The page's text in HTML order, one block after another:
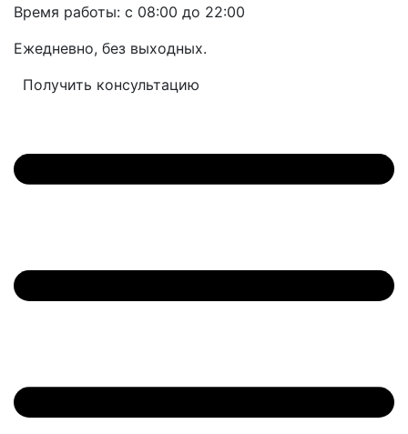
Время работы: с 08:00 до 22:00
Ежедневно, без выходных.
Получить консультацию